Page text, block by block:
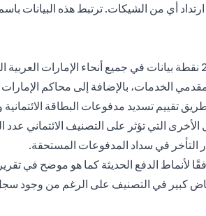
أي من الشيكات. ترتبط هذه البيانات
يراقب مكتب الاتحاد للمعلومات الائتمانية أكثر من 2000 نقطة بيانات في جميع
الخدمات، بالإضافة إلى محاكم الإمارات
تقييم تسديد مدفوعات البطاقة الائتمانية
التي تؤثر على التصنيف الائتماني
التأخر في سداد المدفوعات المستحقة.
لأنماط الدفع الحديثة كما هو موضح في
كبير في التصنيف على الرغم من وجود